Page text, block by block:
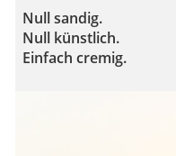
Null sandig.
Null künstlich.
Einfach cremig.